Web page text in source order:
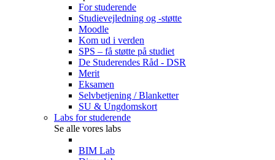
For studerende
Studievejledning og -støtte
Moodle
Kom ud i verden
SPS – få støtte på studiet
De Studerendes Råd - DSR
Merit
Eksamen
Selvbetjening / Blanketter
SU & Ungdomskort
Labs for studerende
Se alle vores labs
BIM Lab